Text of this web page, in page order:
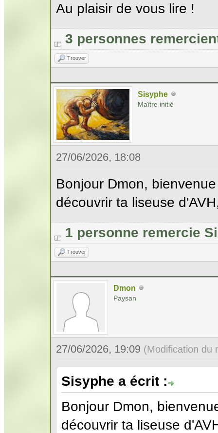
Au plaisir de vous lire !
3 personnes
Trouver
Sisyphe
Maître initié
27/06/2026, 18:08
Bonjour Dmon,
découvrir ta liseuse
1 personne remercie
Trouver
Dmon
Paysan
27/06/2026, 19:09 (Modification du
Sisyphe a écrit :
Bonjour Dmon,
découvrir ta liseuse